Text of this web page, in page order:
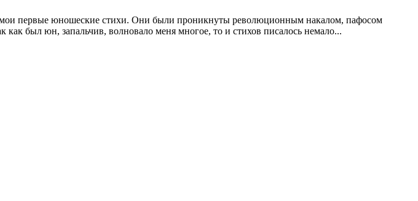
первые юношеские стихи. Они были проникнуты революционным накалом, пафосом
как был юн, запальчив, волновало меня многое, то и стихов писалось немало...